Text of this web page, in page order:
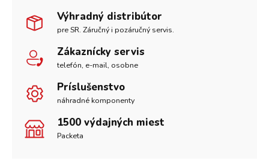
Výhradný distribútor
pre SR. Záručný i pozáručný servis.
Zákaznícky servis
telefón, e-mail, osobne
Príslušenstvo
náhradné komponenty
1500 výdajných miest
Packeta